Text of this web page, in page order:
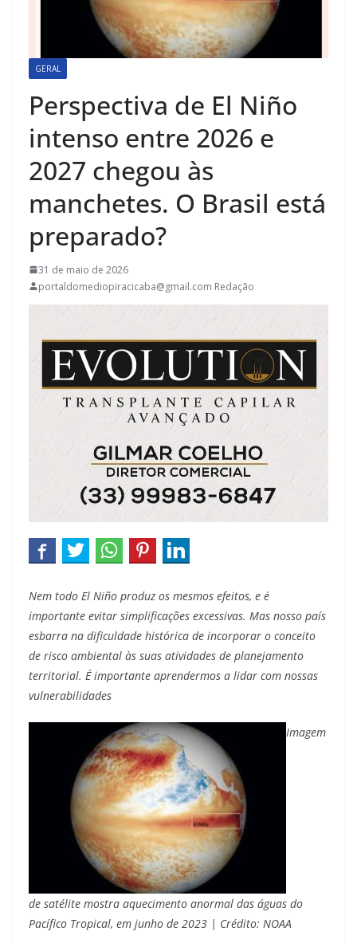
GERAL
Perspectiva de El Niño
intenso entre 2026 e
2027 chegou às
manchetes. O Brasil está
preparado?
31 de maio de 2026
portaldomediopiracicaba@gmail.com Redação
Nem todo El Niño produz os mesmos efeitos, e é
importante evitar simplificações excessivas. Mas nosso país
esbarra na dificuldade histórica de incorporar o conceito
de risco ambiental às suas atividades de planejamento
territorial. É importante aprendermos a lidar com nossas
vulnerabilidades
Imagem
de satélite mostra aquecimento anormal das águas do
Pacífico Tropical, em junho de 2023 | Crédito: NOAA